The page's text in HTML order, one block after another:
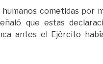
cometidas por
que estas
antes el Ejército